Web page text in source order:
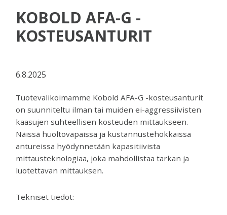
suomalainen
teknisen
alan
myös
varastoi
venttiilejä
ja
mittareita.
KOBOLD AFA-G -
KOSTEUSANTURIT
6.8.2025
Tuotevalikoimamme Kobold AFA-G -kosteusanturit
on suunniteltu ilman tai muiden ei-aggressiivisten
kaasujen suhteellisen kosteuden mittaukseen.
Näissä huoltovapaissa ja kustannustehokkaissa
antureissa hyödynnetään kapasitiivista
mittausteknologiaa, joka mahdollistaa tarkan ja
luotettavan mittauksen.
Tekniset tiedot: